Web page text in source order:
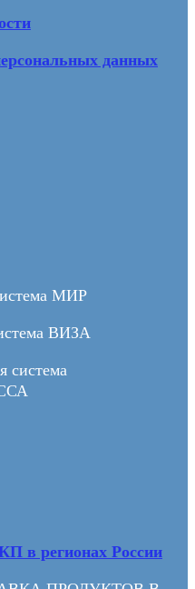
данных
регионах России